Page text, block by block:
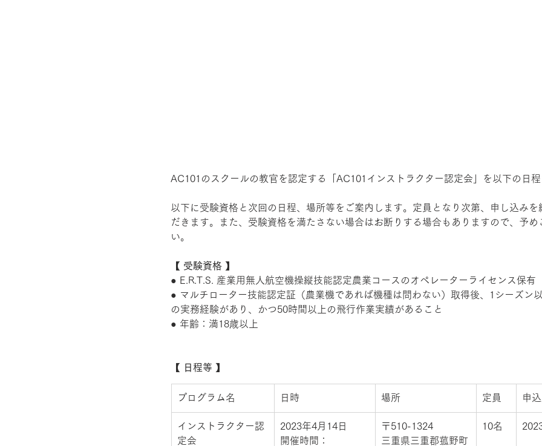
AC101のスクールの教官を認定する「AC101インストラクター認定会」を以下の日
以下に受験資格と次回の日程、場所等をご案内します。定員となり次第、申し込みを
だきます。また、受験資格を満たさない場合はお断りする場合もありますので、予め
い。
【 受験資格 】
● E.R.T.S. 産業用無人航空機操縦技能認定農業コースのオペレーターライセンス保有
● マルチローター技能認定証（農業機であれば機種は問わない）取得後、1シーズン
の実務経験があり、かつ50時間以上の飛行作業実績があること
● 年齢：満18歳以上
【 日程等 】
​プログラム名 日時 場所 定員 申
インストラクター認
定会
2023年4月14日
開催時間：
〒510-1324
三重県三重郡菰野町
10名